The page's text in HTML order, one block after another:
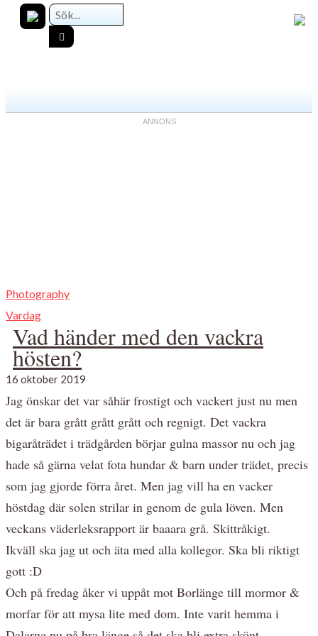
Photography
Vardag
Vad händer med den vackra
hösten?
16 oktober 2019
Jag önskar det var såhär frostigt och vackert just nu men
det är bara grått grått grått och regnigt. Det vackra
bigaråträdet i trädgården börjar gulna massor nu och jag
hade så gärna velat fota hundar & barn under trädet, precis
som jag gjorde förra året. Men jag vill ha en vacker
höstdag där solen strilar in genom de gula löven. Men
veckans väderleksrapport är baaara grå. Skittråkigt.
Ikväll ska jag ut och äta med alla kollegor. Ska bli riktigt
gott :D
Och på fredag åker vi uppåt mot Borlänge till mormor &
morfar för att mysa lite med dom. Inte varit hemma i